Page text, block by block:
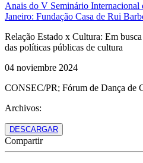
Anais do V Seminário
Janeiro: Fundação Casa de Rui
Relação Estado x Cultura: Em
das políticas públicas de cultura
04 noviembre 2024
CONSEC/PR; Fórum de Dança de
Archivos:
DESCARGAR
Compartir